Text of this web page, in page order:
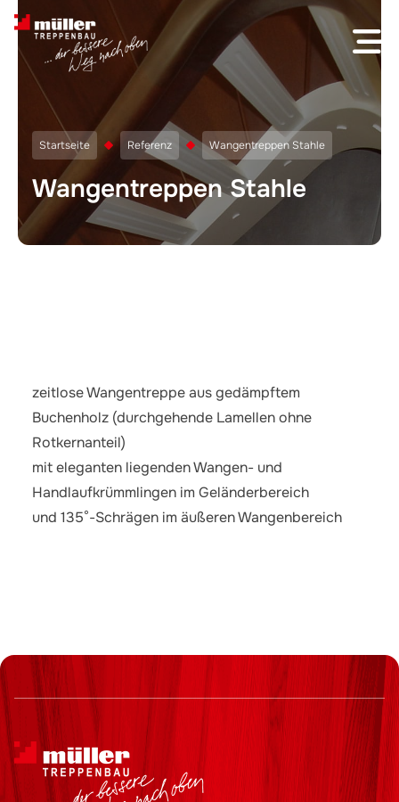
Startseite Referenz Wangentreppen Stahle
Wangentreppen Stahle
zeitlose Wangentreppe aus gedämpftem
Buchenholz (durchgehende Lamellen ohne
Rotkernanteil)
mit eleganten liegenden Wangen- und
Handlaufkrümmlingen im Geländerbereich
und 135°-Schrägen im äußeren Wangenbereich